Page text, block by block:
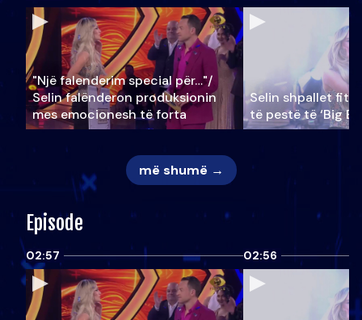
"Një falenderim special për…"/
Selin falënderon produksionin
mes emocionesh të forta
Selin shpallet
të pestë të ‘Big
më shumë →
Episode
02:57 02:56